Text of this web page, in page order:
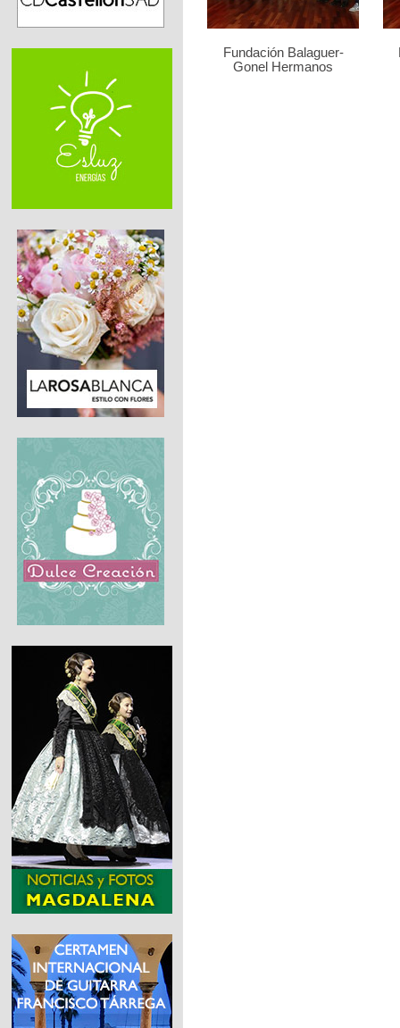
Fundación Balaguer-
Gonel Hermanos